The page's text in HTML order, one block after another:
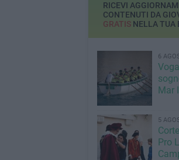
RICEVI
CONTENUTI DA
GRATISNELLA TUA
6
Mar
5
Pro